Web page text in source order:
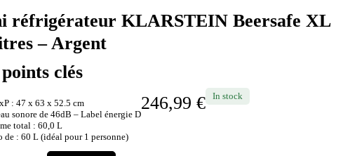
réfrigérateur KLARSTEIN Beersafe XL
– Argent
clés
: 47 x 63 x 52.5 cm
sonore de 46dB – Label énergie D
total : 60,0 L
de : 60 L (idéal pour 1 personne)
246,99 € In stock